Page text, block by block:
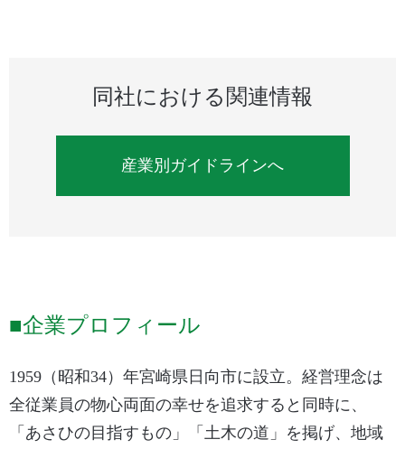
同社における関連情報
産業別ガイドラインへ
■企業プロフィール
1959（昭和34）年宮崎県日向市に設立。経営理念は
全従業員の物心両面の幸せを追求すると同時に、
「あさひの目指すもの」「土木の道」を掲げ、地域